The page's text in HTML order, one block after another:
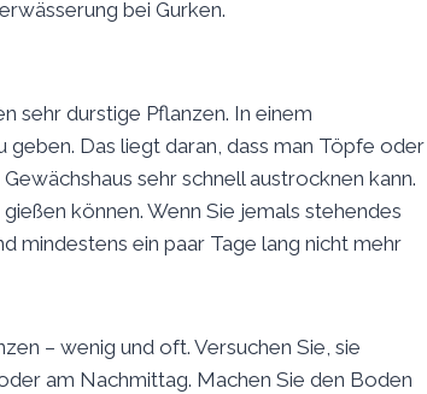
bei Gurken.
sehr durstige Pflanzen. In einem
geben. Das liegt daran, dass man Töpfe oder
sehr schnell austrocknen kann.
können. Wenn Sie jemals stehendes
mindestens ein paar Tage lang nicht mehr
– wenig und oft. Versuchen Sie, sie
am Nachmittag. Machen Sie den Boden